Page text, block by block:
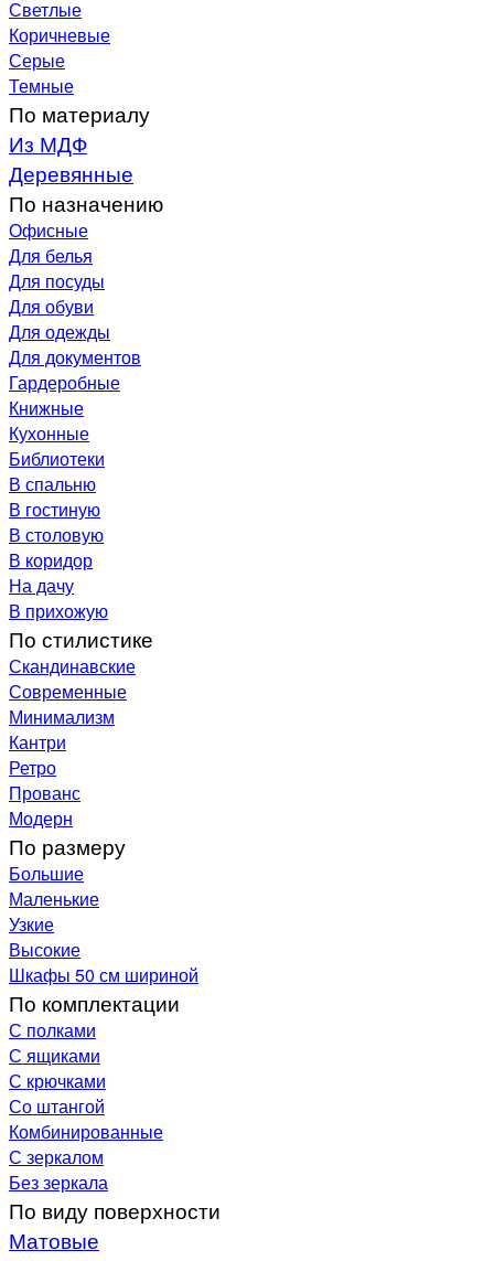
Светлые
Коричневые
Серые
Темные
По материалу
Из МДФ
Деревянные
По назначению
Офисные
Для белья
Для посуды
Для обуви
Для одежды
Для документов
Гардеробные
Книжные
Кухонные
Библиотеки
В спальню
В гостиную
В столовую
В коридор
На дачу
В прихожую
По стилистике
Скандинавские
Современные
Минимализм
Кантри
Ретро
Прованс
Модерн
По размеру
Большие
Маленькие
Узкие
Высокие
Шкафы 50 см шириной
По комплектации
С полками
С ящиками
С крючками
Со штангой
Комбинированные
С зеркалом
Без зеркала
По виду поверхности
Матовые